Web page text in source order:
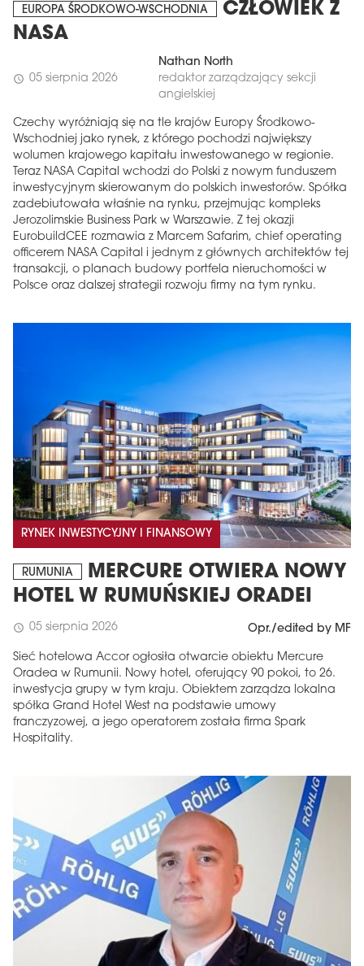
EUROPA ŚRODKOWO-WSCHODNIA
CZŁOWIEK Z
NASA
schedule 05 sierpnia 2026
Nathan North
redaktor zarządzający sekcji
angielskiej
Czechy wyróżniają się na tle krajów Europy Środkowo-
Wschodniej jako rynek, z którego pochodzi największy
wolumen krajowego kapitału inwestowanego w regionie.
Teraz NASA Capital wchodzi do Polski z nowym funduszem
inwestycyjnym skierowanym do polskich inwestorów. Spółka
zadebiutowała właśnie na rynku, przejmując kompleks
Jerozolimskie Business Park w Warszawie. Z tej okazji
EurobuildCEE rozmawia z Marcem Safarim, chief operating
officerem NASA Capital i jednym z głównych architektów tej
transakcji, o planach budowy portfela nieruchomości w
Polsce oraz dalszej strategii rozwoju firmy na tym rynku.
RYNEK INWESTYCYJNY I FINANSOWY
RUMUNIA
MERCURE OTWIERA NOWY
HOTEL W RUMUŃSKIEJ ORADEI
schedule 05 sierpnia 2026 Opr./edited by MF
Sieć hotelowa Accor ogłosiła otwarcie obiektu Mercure
Oradea w Rumunii. Nowy hotel, oferujący 90 pokoi, to 26.
inwestycja grupy w tym kraju. Obiektem zarządza lokalna
spółka Grand Hotel West na podstawie umowy
franczyzowej, a jego operatorem została firma Spark
Hospitality.